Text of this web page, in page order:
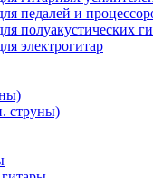
педалей и
полуакустических
электрогитар
струны)